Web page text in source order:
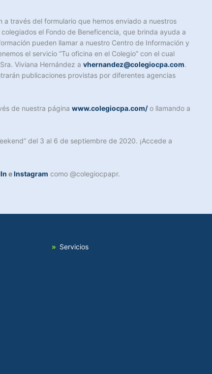
través del formulario que hemos enviado a nuestros
el Fondo de Beneficencia, que brinda ayuda a
pueden llamar a nuestro Centro de Información y
el servicio “Tu oficina en el Colegio” con el cual
Viviana Hernández a vhernandez@colegiocpa.com.
publicaciones provistas por diferentes agencias
de nuestra página www.colegiocpa.com/o llamando a
del 3 al 6 de septiembre de 2020. ¡Accede a
eInstagram como @colegiocpapr.
Servicios